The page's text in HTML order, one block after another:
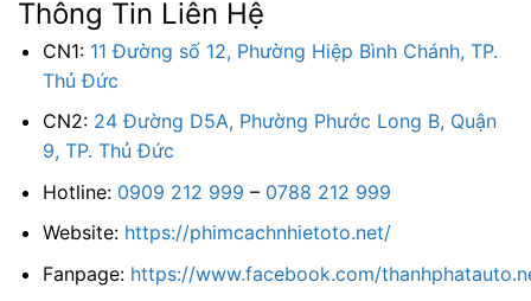
Thông Tin Liên Hệ
CN1: 11 Đường số 12, Phường Hiệp Bình Chánh, TP.
Thủ Đức
CN2: 24 Đường D5A, Phường Phước Long B, Quận
9, TP. Thủ Đức
Hotline: 0909 212 999 – 0788 212 999
Website: https://phimcachnhietoto.net/
Fanpage: https://www.facebook.com/